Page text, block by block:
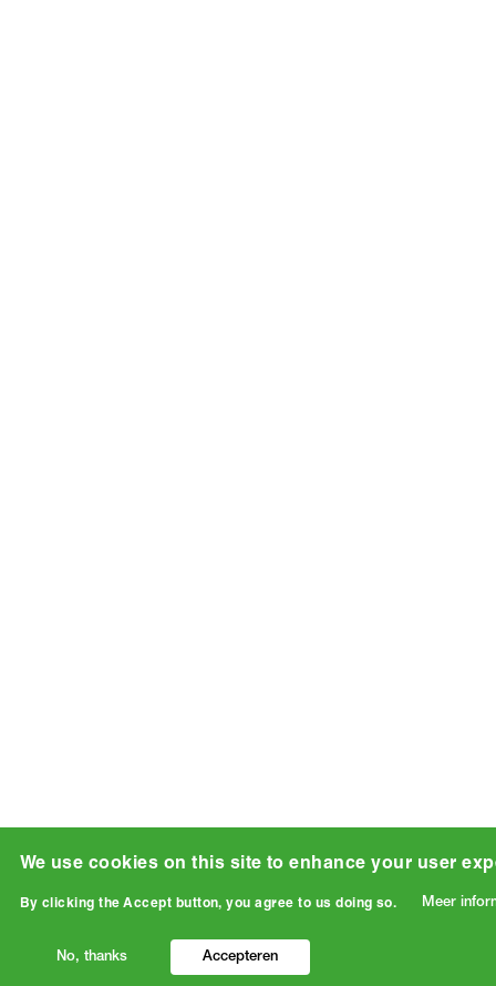
We use cookies on this site to enhance your user
By clicking the Accept button, you agree to us doing so. Meer
No, thanks Accepteren